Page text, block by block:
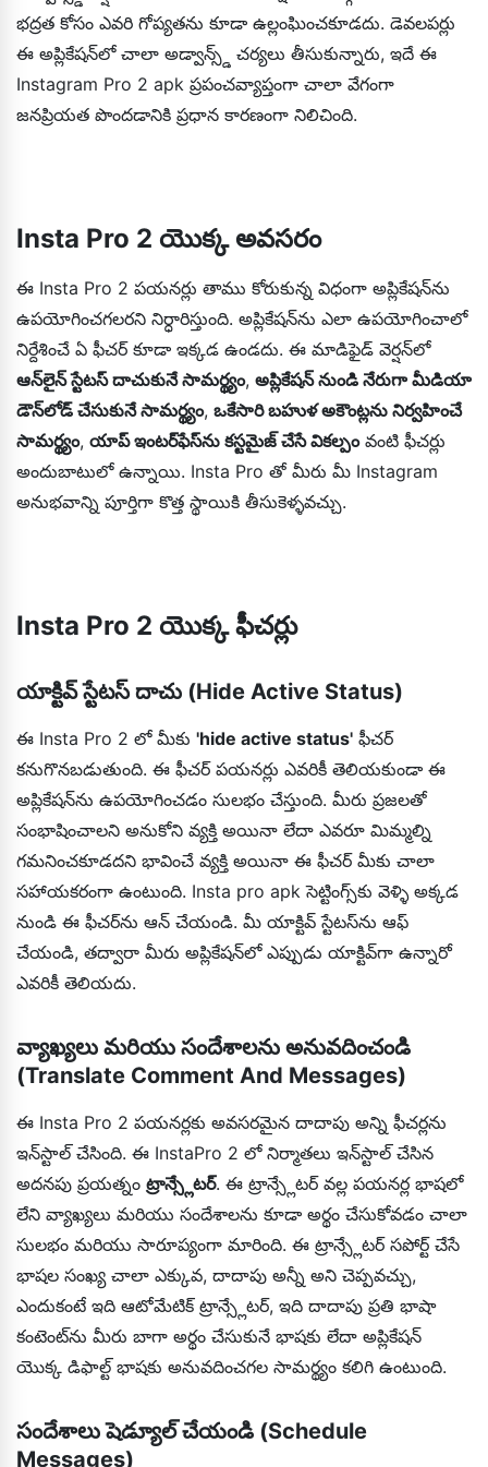
భద్రత కోసం ఎవరి గోప్యతను కూడా ఉల్లంఘించకూడదు. డెవలపర్లు
ఈ అప్లికేషన్‌లో చాలా అడ్వాన్స్డ్ చర్యలు తీసుకున్నారు, ఇదే ఈ
Instagram Pro 2 apk ప్రపంచవ్యాప్తంగా చాలా వేగంగా
జనప్రియత పొందడానికి ప్రధాన కారణంగా నిలిచింది.
Insta Pro 2 యొక్క అవసరం
ఈ Insta Pro 2 పయనర్లు తాము కోరుకున్న విధంగా అప్లికేషన్‌ను
ఉపయోగించగలరని నిర్ధారిస్తుంది. అప్లికేషన్‌ను ఎలా ఉపయోగించాలో
నిర్దేశించే ఏ ఫీచర్ కూడా ఇక్కడ ఉండదు. ఈ మాడిఫైడ్ వెర్షన్‌లో
ఆన్‌లైన్ స్టేటస్ దాచుకునే సామర్థ్యం, అప్లికేషన్ నుండి నేరుగా మీడియా
డౌన్‌లోడ్ చేసుకునే సామర్థ్యం, ఒకేసారి బహుళ అకౌంట్లను నిర్వహించే
సామర్థ్యం, యాప్ ఇంటర్‌ఫేస్‌ను కస్టమైజ్ చేసే వికల్పంవంటి ఫీచర్లు
అందుబాటులో ఉన్నాయి. Insta Pro తో మీరు మీ Instagram
అనుభవాన్ని పూర్తిగా కొత్త స్థాయికి తీసుకెళ్ళవచ్చు.
Insta Pro 2 యొక్క ఫీచర్లు
యాక్టివ్ స్టేటస్ దాచు (Hide Active Status)
ఈ Insta Pro 2 లో మీకు 'hide active status' ఫీచర్
కనుగొనబడుతుంది. ఈ ఫీచర్ పయనర్లు ఎవరికీ తెలియకుండా ఈ
అప్లికేషన్‌ను ఉపయోగించడం సులభం చేస్తుంది. మీరు ప్రజలతో
సంభాషించాలని అనుకోని వ్యక్తి అయినా లేదా ఎవరూ మిమ్మల్ని
గమనించకూడదని భావించే వ్యక్తి అయినా ఈ ఫీచర్ మీకు చాలా
సహాయకరంగా ఉంటుంది. Insta pro apk సెట్టింగ్స్‌కు వెళ్ళి అక్కడ
నుండి ఈ ఫీచర్‌ను ఆన్ చేయండి. మీ యాక్టివ్ స్టేటస్‌ను ఆఫ్
చేయండి, తద్వారా మీరు అప్లికేషన్‌లో ఎప్పుడు యాక్టివ్‌గా ఉన్నారో
ఎవరికీ తెలియదు.
వ్యాఖ్యలు మరియు సందేశాలను అనువదించండి
(Translate Comment And Messages)
ఈ Insta Pro 2 పయనర్లకు అవసరమైన దాదాపు అన్ని ఫీచర్లను
ఇన్‌స్టాల్ చేసింది. ఈ InstaPro 2 లో నిర్మాతలు ఇన్‌స్టాల్ చేసిన
అదనపు ప్రయత్నం ట్రాన్స్లేటర్. ఈ ట్రాన్స్లేటర్ వల్ల పయనర్ల భాషలో
లేని వ్యాఖ్యలు మరియు సందేశాలను కూడా అర్థం చేసుకోవడం చాలా
సులభం మరియు సారూప్యంగా మారింది. ఈ ట్రాన్స్లేటర్ సపోర్ట్ చేసే
భాషల సంఖ్య చాలా ఎక్కువ, దాదాపు అన్నీ అని చెప్పవచ్చు,
ఎందుకంటే ఇది ఆటోమేటిక్ ట్రాన్స్లేటర్, ఇది దాదాపు ప్రతి భాషా
కంటెంట్‌ను మీరు బాగా అర్థం చేసుకునే భాషకు లేదా అప్లికేషన్
యొక్క డిఫాల్ట్ భాషకు అనువదించగల సామర్థ్యం కలిగి ఉంటుంది.
సందేశాలు షెడ్యూల్ చేయండి (Schedule
Messages)